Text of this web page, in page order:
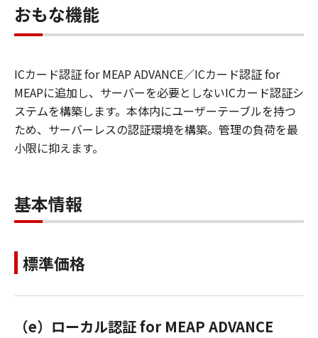
おもな機能
ICカード認証 for MEAP ADVANCE／ICカード認証 for
MEAPに追加し、サーバーを必要としないICカード認証シ
ステムを構築します。本体内にユーザーテーブルを持つ
ため、サーバーレスの認証環境を構築。管理の負荷を最
小限に抑えます。
基本情報
標準価格
（e）ローカル認証 for MEAP ADVANCE